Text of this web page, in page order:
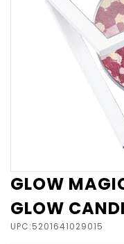
GLOW
GLOW
UPC:5201641029015